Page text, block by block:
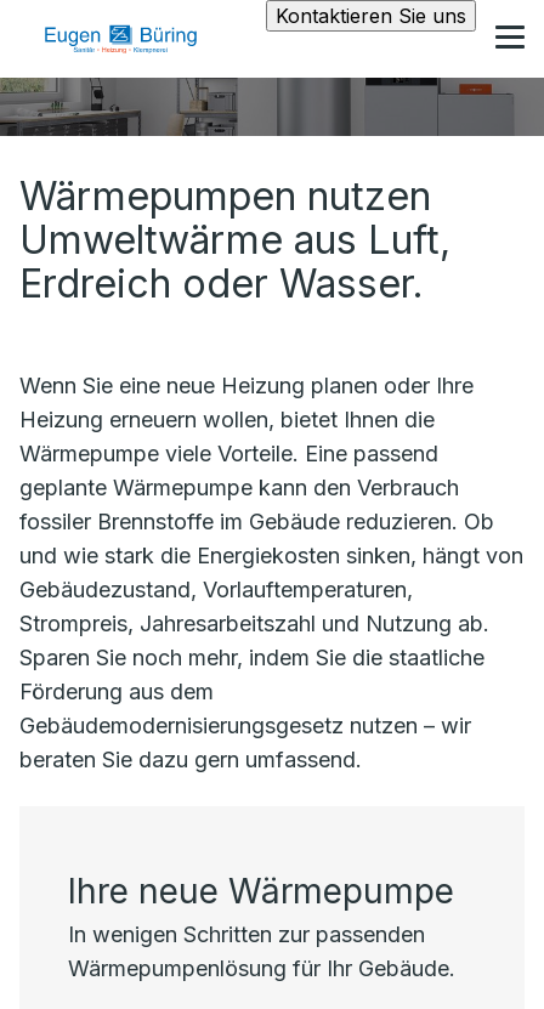
Kontaktieren Sie uns
Wärmepumpen nutzen
Umweltwärme aus Luft,
Erdreich oder Wasser.
Wenn Sie eine neue Heizung planen oder Ihre
Heizung erneuern wollen, bietet Ihnen die
Wärmepumpe viele Vorteile. Eine passend
geplante Wärmepumpe kann den Verbrauch
fossiler Brennstoffe im Gebäude reduzieren. Ob
und wie stark die Energiekosten sinken, hängt von
Gebäudezustand, Vorlauftemperaturen,
Strompreis, Jahresarbeitszahl und Nutzung ab.
Sparen Sie noch mehr, indem Sie die staatliche
Förderung aus dem
Gebäudemodernisierungsgesetz nutzen – wir
beraten Sie dazu gern umfassend.
Ihre neue Wärmepumpe
In wenigen Schritten zur passenden
Wärmepumpenlösung für Ihr Gebäude.